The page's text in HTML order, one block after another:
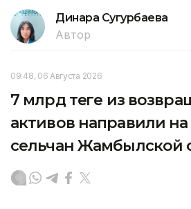
Динара Сугурбаева
Автор
09:48, 06 Августа 2026
7 млрд теңге из
активов направили
сельчан Жамбылской